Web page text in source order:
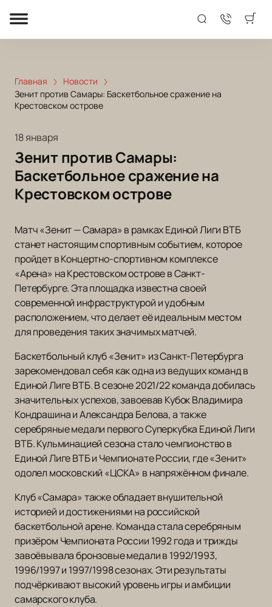
Главная
Новости
Зенит против Самары: Баскетбольное сражение на
Крестовском острове
18 января
Зенит против Самары:
Баскетбольное сражение на
Крестовском острове
Матч «Зенит — Самара» в рамках Единой Лиги ВТБ
станет настоящим спортивным событием, которое
пройдет в Концертно-спортивном комплексе
«Арена» на Крестовском острове в Санкт-
Петербурге. Эта площадка известна своей
современной инфраструктурой и удобным
расположением, что делает её идеальным местом
для проведения таких значимых матчей.
Баскетбольный клуб «Зенит» из Санкт-Петербурга
зарекомендовал себя как одна из ведущих команд в
Единой Лиге ВТБ. В сезоне 2021/22 команда добилась
значительных успехов, завоевав Кубок Владимира
Кондрашина и Александра Белова, а также
серебряные медали первого Суперкубка Единой Лиги
ВТБ. Кульминацией сезона стало чемпионство в
Единой Лиге ВТБ и Чемпионате России, где «Зенит»
одолел московский «ЦСКА» в напряжённом финале.
Клуб «Самара» также обладает внушительной
историей и достижениями на российской
баскетбольной арене. Команда стала серебряным
призёром Чемпионата России 1992 года и трижды
завоёвывала бронзовые медали в 1992/1993,
1996/1997 и 1997/1998 сезонах. Эти результаты
подчёркивают высокий уровень игры и амбиции
самарского клуба.